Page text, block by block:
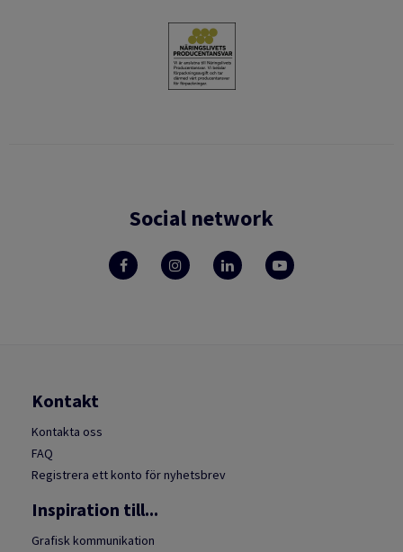
Social network
Kontakt
Kontakta oss
FAQ
Registrera ett konto för nyhetsbrev
Inspiration till...
Grafisk kommunikation